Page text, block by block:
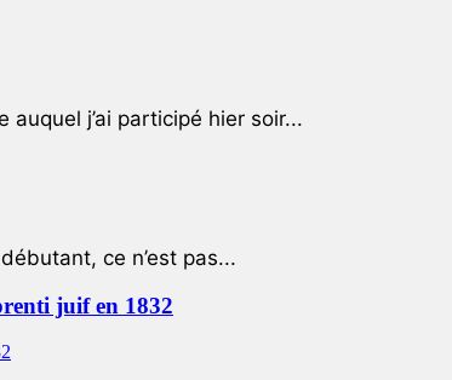
j’ai participé hier soir...
ce n’est pas...
juif en 1832